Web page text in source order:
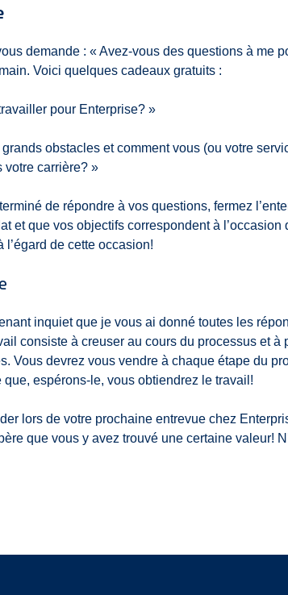
demande : « Avez-vous des questions à me
Voici quelques cadeaux gratuits :
pour Enterprise? »
obstacles et comment vous (ou votre
votre carrière? »
de répondre à vos questions, fermez
et que vos objectifs correspondent à l’occasion
de cette occasion!
inquiet que je vous ai donné toutes les
consiste à creuser au cours du processus et à
Vous devrez vous vendre à chaque étape du
espérons-le, vous obtiendrez le travail!
lors de votre prochaine entrevue chez
que vous y avez trouvé une certaine valeur!